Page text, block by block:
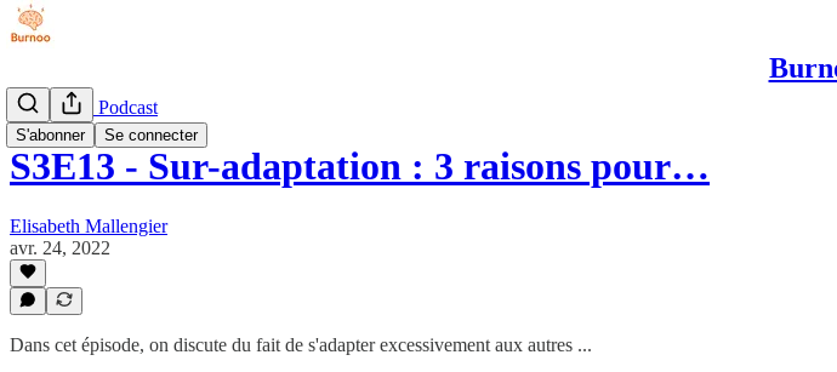
S'abonner Se connecter
Phantasia - Podcast
S3E13 - Sur-adaptation : 3 raisons pour…
Elisabeth Mallengier
avr. 24, 2022
Dans cet épisode, on discute du fait de s'adapter excessivement aux autres ...